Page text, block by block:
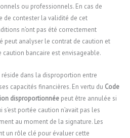
ou professionnels. En cas de
de contester la validité de cet
n’ont pas été correctement
peut analyser le contrat de caution et
caution bancaire est envisageable.
dans la disproportion entre
capacités financières. En vertu du Code
disproportionnée peut être annulée si
portée caution n’avait pas les
au moment de la signature. Les
un rôle clé pour évaluer cette